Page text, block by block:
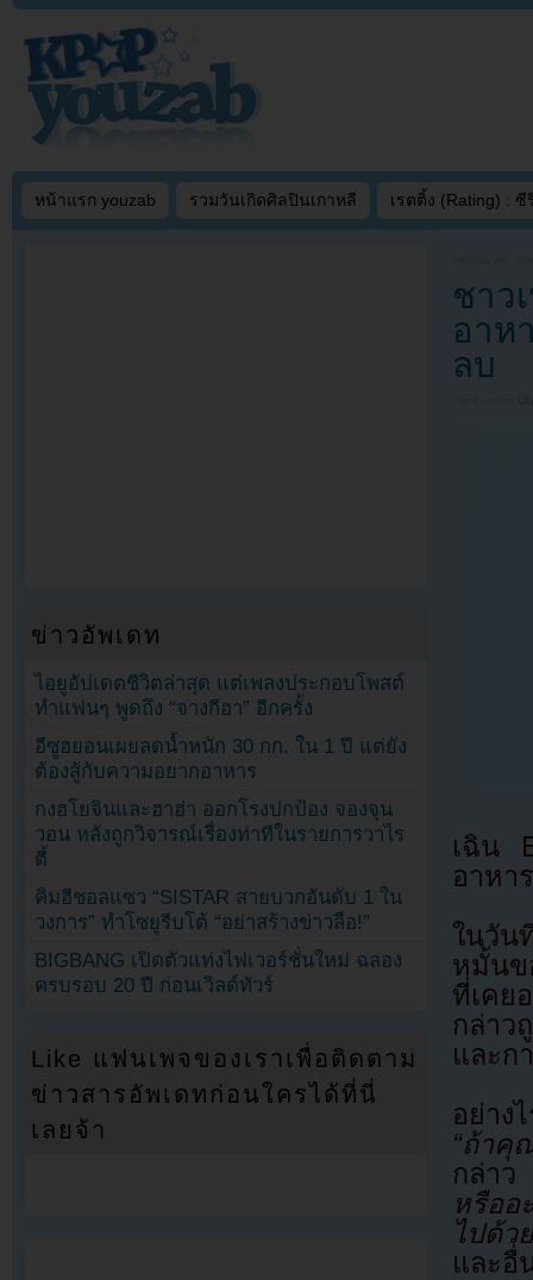
หน้าแรก youzab รวมวันเกิดศิลปินเกาหลี เรตติ้ง (Rating) : ซี
ชาว
อาห
ลบ
เฉิน
อาหาร
ในวัน
หมั้นข
ที่เคย
กล่าว
และก
อย่าง
“ถ้าคุ
กล่าว
หรืออ
ไปด้
และอื่
ข่าวอัพเดท
ไอยูอัปเดตชีวิตล่าสุด แต่เพลงประกอบโพสต์
ทำแฟนๆ พูดถึง “จางกีฮา” อีกครั้ง
อีซูฮยอนเผยลดน้ำหนัก 30 กก. ใน 1 ปี แต่ยัง
ต้องสู้กับความอยากอาหาร
กงฮโยจินและฮาฮ่า ออกโรงปกป้อง จองจุน
วอน หลังถูกวิจารณ์เรื่องท่าทีในรายการวาไร
ตี้
คิมฮีชอลแซว “SISTAR สายบวกอันดับ 1 ใน
วงการ” ทำโซยูรีบโต้ “อย่าสร้างข่าวลือ!”
BIGBANG เปิดตัวแท่งไฟเวอร์ชั่นใหม่ ฉลอง
ครบรอบ 20 ปี ก่อนเวิลด์ทัวร์
Like แฟนเพจของเราเพื่อติดตาม
ข่าวสารอัพเดทก่อนใครได้ที่นี่
เลยจ้า